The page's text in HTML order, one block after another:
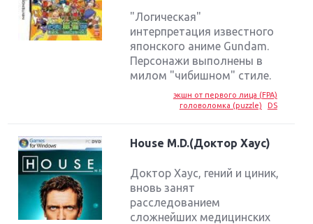
"Логическая"
интерпретация известного
японского аниме Gundam.
Персонажи выполнены в
милом "чибишном" стиле.
экшн от первого лица (FPA)
головоломка (puzzle)
DS
House M.D.(Доктор Хаус)
Доктор Хаус, гений и циник,
вновь занят
расследованием
сложнейших медицинских